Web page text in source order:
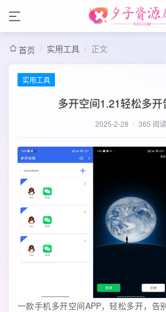
首页 / 实用工具 / 正文
实用工具
多开空间1.21轻松多开
2025-2-28 / 365 阅读
一款手机多开空间APP，轻松多开，告